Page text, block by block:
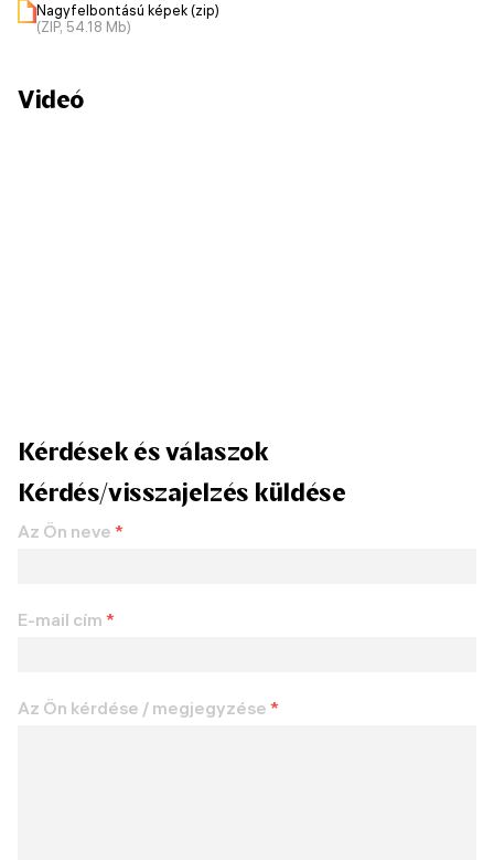
Nagyfelbontású képek (zip)
(ZIP, 54.18 Mb)
Videó
Kérdések és válaszok
Kérdés/visszajelzés küldése
Az Ön neve *
E-mail cím *
Az Ön kérdése / megjegyzése *